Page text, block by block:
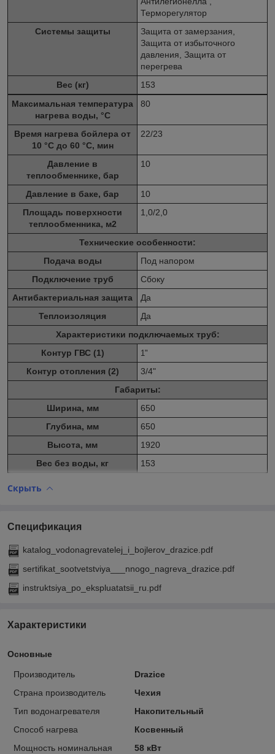
Терморегулятор
Системы защиты
Защита от замерзания,
Защита от избыточного
давления, Защита от
перегрева
Вес (кг)
153
Максимальная температура
нагрева воды, °C
80
Время нагрева бойлера от
10 °С до 60 °С, мин
22/23
Давление в
теплообменнике, бар
10
Давление в баке, бар
10
Площадь поверхности
теплообменника, м2
1,0/2,0
Технические особенности:
Подача воды
Под напором
Подключение труб
Сбоку
Антибактериальная защита
Да
Теплоизоляция
Да
Характеристики подключаемых труб:
Контур ГВС (1)
1"
Контур отопления (2)
3/4"
Габариты:
Ширина, мм
650
Глубина, мм
650
Высота, мм
1920
Вес без воды, кг
153
Скрыть
Спецификация
katalog_vodonagrevatelej_i_bojlerov_drazice.pdf
sertifikat_sootvetstviya___nnogo_nagreva_drazice.pdf
instruktsiya_po_ekspluatatsii_ru.pdf
Характеристики
Основные
Производитель
Drazice
Страна производитель
Чехия
Тип водонагревателя
Накопительный
Способ нагрева
Косвенный
Мощность номинальная
58 кВт